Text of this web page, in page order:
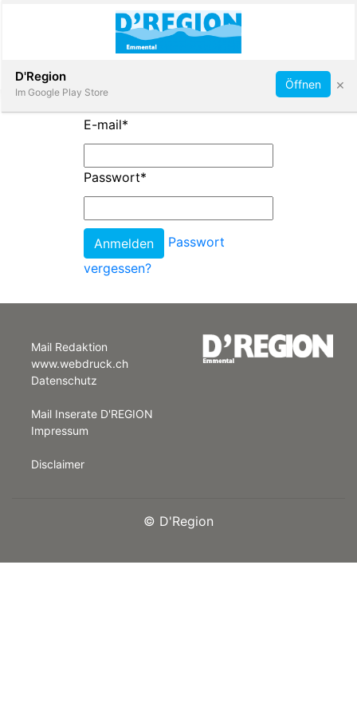
App
Abonnieren
E-mail*
Passwort*
Passwort
vergessen?
Mail Redaktion
www.webdruck.ch
Datenschutz
Mail Inserate D'REGION
Impressum
Disclaimer
© D'Region
D'Region
Im Google Play Store
Öffnen ×